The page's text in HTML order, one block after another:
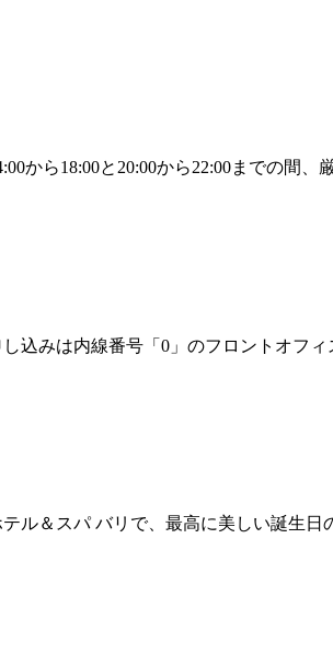
から18:00と20:00から22:00までの間
込みは内線番号「0」のフロントオフ
ル＆スパ バリで、最高に美しい誕生